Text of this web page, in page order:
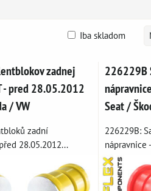
Iba skladom
zadnej
- pred 28.05.2012
/ VW
zadní
28.05.2012...
226229B
Seat /
226229B:
nápravnice